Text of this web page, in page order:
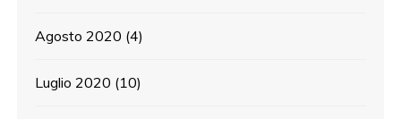
Agosto 2020 (4)
Luglio 2020 (10)